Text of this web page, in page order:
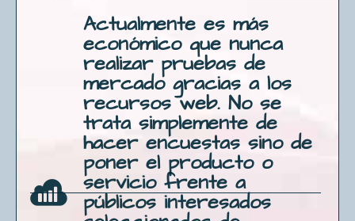
Actualmente es más
económico que nunca
realizar pruebas de
mercado gracias a los
recursos web. No se
trata simplemente de
hacer encuestas sino de
poner el producto o
servicio frente a
públicos interesados